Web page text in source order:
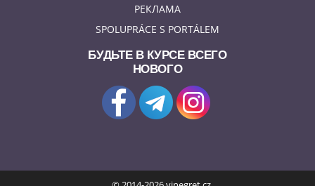
РЕКЛАМА
SPOLUPRÁCE S PORTÁLEM
БУДЬТЕ В КУРСЕ ВСЕГО
НОВОГО